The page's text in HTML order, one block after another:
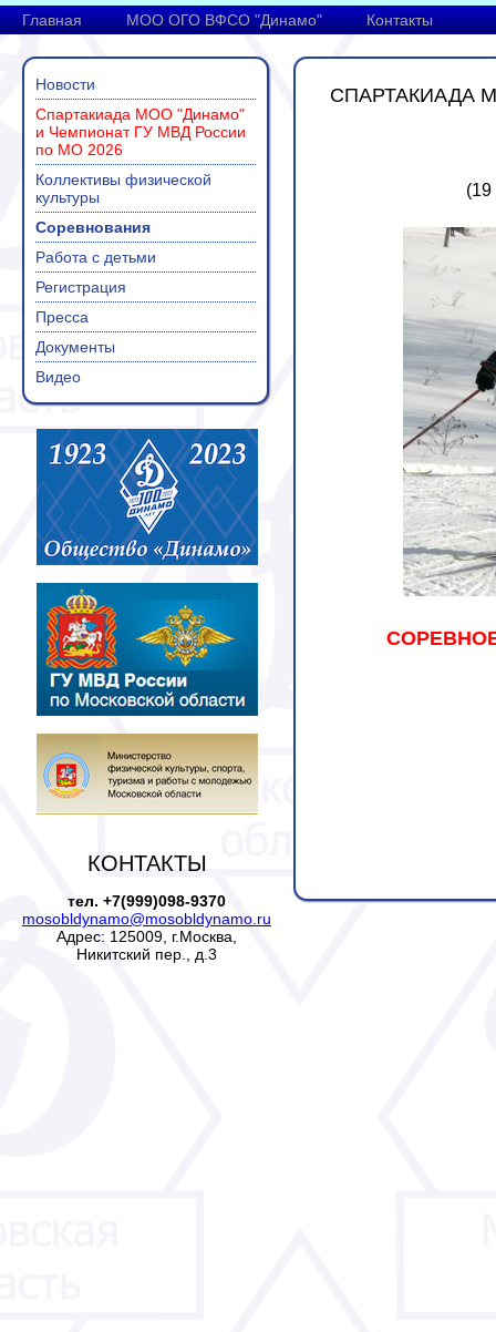
Главная МОО ОГО ВФСО "Динамо" Контакты
Новости
Спартакиада МОО "Динамо"
и Чемпионат ГУ МВД России
по МО 2026
Коллективы физической
культуры
Соревнования
Работа с детьми
Регистрация
Пресса
Документы
Видео
КОНТАКТЫ
тел. +7(999)098-9370
mosobldynamo@mosobldynamo.ru
Адрес: 125009, г.Москва,
Никитский пер., д.3
СПАРТАКИАДА